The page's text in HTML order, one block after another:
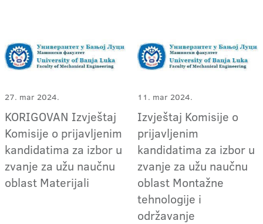
27. mar 2024.
KORIGOVAN Izvještaj
Komisije o prijavljenim
kandidatima za izbor u
zvanje za užu naučnu
oblast Materijali
11. mar 2024.
Izvještaj Komisije o
prijavljenim
kandidatima za izbor u
zvanje za užu naučnu
oblast Montažne
tehnologije i
održavanje